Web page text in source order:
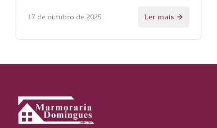
processo.
17 de outubro de 2025 Ler mais